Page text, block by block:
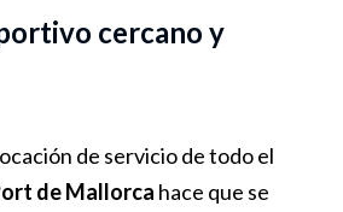
cercano y
de servicio de todo el
de Mallorca hace que se